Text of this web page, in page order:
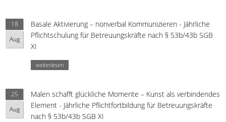
18
Aug
Basale Aktivierung – nonverbal Kommunizieren - Jährliche
Pflichtschulung für Betreuungskräfte nach § 53b/43b SGB
XI
weiterlesen
25
Aug
Malen schafft glückliche Momente – Kunst als verbindendes
Element - Jährliche Pflichtfortbildung für Betreuungskräfte
nach § 53b/43b SGB XI